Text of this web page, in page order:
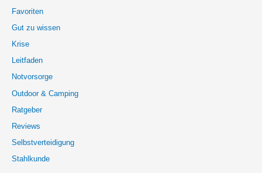
Favoriten
Gut zu wissen
Krise
Leitfaden
Notvorsorge
Outdoor & Camping
Ratgeber
Reviews
Selbstverteidigung
Stahlkunde